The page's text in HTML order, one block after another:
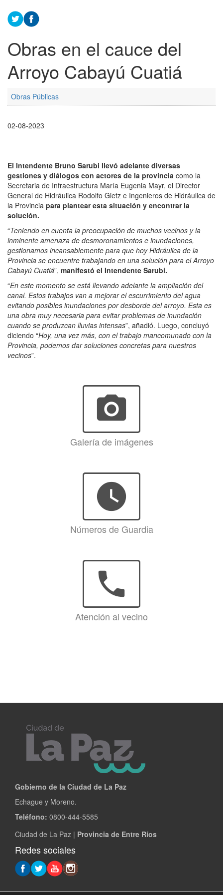
Obras en el cauce del
Arroyo Cabayú Cuatiá
Obras Públicas
02-08-2023
El Intendente Bruno Sarubi llevó adelante diversas
gestiones y diálogos con actores de la provincia como la
Secretaria de Infraestructura María Eugenia Mayr, el Director
General de Hidráulica Rodolfo Gietz e Ingenieros de Hidráulica de
la Provincia para plantear esta situación y encontrar la
solución.
“Teniendo en cuenta la preocupación de muchos vecinos y la
inminente amenaza de desmoronamientos e inundaciones,
gestionamos incansablemente para que hoy Hidráulica de la
Provincia se encuentre trabajando en una solución para el Arroyo
Cabayú Cuatiá”, manifestó el Intendente Sarubi.
“En este momento se está llevando adelante la ampliación del
canal. Estos trabajos van a mejorar el escurrimiento del agua
evitando posibles inundaciones por desborde del arroyo. Esta es
una obra muy necesaria para evitar problemas de inundación
cuando se produzcan lluvias intensas”, añadió. Luego, concluyó
diciendo “Hoy, una vez más, con el trabajo mancomunado con la
Provincia, podemos dar soluciones concretas para nuestros
vecinos”.
photo_camera
Galería de imágenes
watch_later
Números de Guardia
phone
Atención al vecino
Gobierno de la Ciudad de La Paz
Echague y Moreno.
Teléfono: 0800-444-5585
Ciudad de La Paz | Provincia de Entre Ríos
Redes sociales